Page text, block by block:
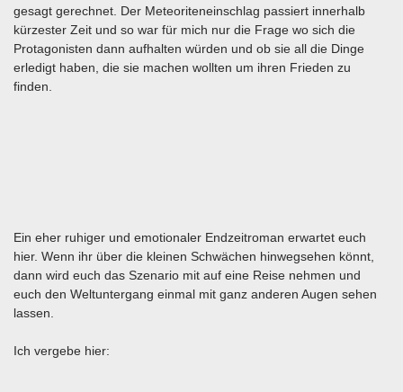
gesagt gerechnet. Der Meteoriteneinschlag passiert innerhalb
kürzester Zeit und so war für mich nur die Frage wo sich die
Protagonisten dann aufhalten würden und ob sie all die Dinge
erledigt haben, die sie machen wollten um ihren Frieden zu
finden.
Ein eher ruhiger und emotionaler Endzeitroman erwartet euch
hier. Wenn ihr über die kleinen Schwächen hinwegsehen könnt,
dann wird euch das Szenario mit auf eine Reise nehmen und
euch den Weltuntergang einmal mit ganz anderen Augen sehen
lassen.
Ich vergebe hier: